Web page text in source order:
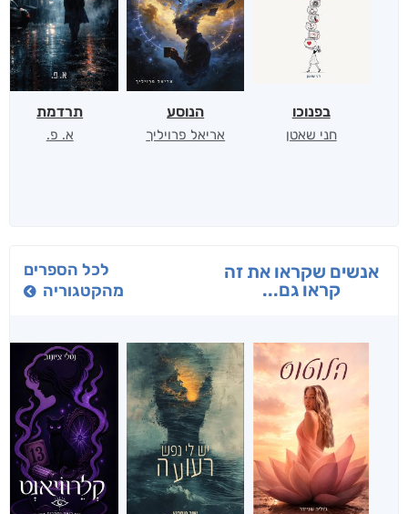
בפנוכו
חני שאטן
הנוסע
אריאל פרויליך
תרדמת
א. פ.
אנשים שקראו את זה
קראו גם...
לכל הספרים
מהקטגוריה